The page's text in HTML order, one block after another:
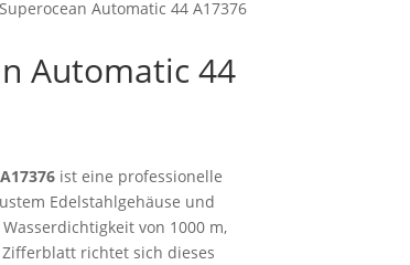
Automatic 44 A17376
Automatic 44
ist eine professionelle
Edelstahlgehäuse und
von 1000 m,
richtet sich dieses